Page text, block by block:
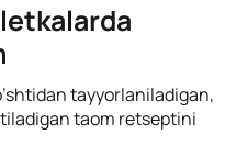
tayyorlaniladigan,
taom retseptini